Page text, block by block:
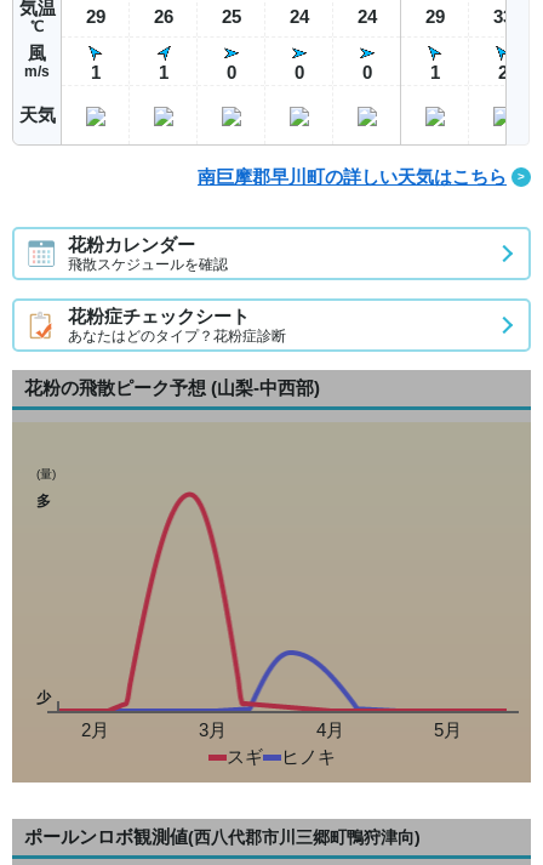
気温
℃
風
m/s
天気
29
1
26
1
25
0
24
0
24
0
29
1
33
2
南巨摩郡早川町の詳しい天気はこちら
花粉カレンダー
飛散スケジュールを確認
花粉症チェックシート
あなたはどのタイプ？花粉症診断
花粉の飛散ピーク予想 (山梨-中西部)
(量)
多
少
2月 3月 4月
5月
スギ
ヒノキ
ポールンロボ観測値(西八代郡市川三郷町鴨狩津向)